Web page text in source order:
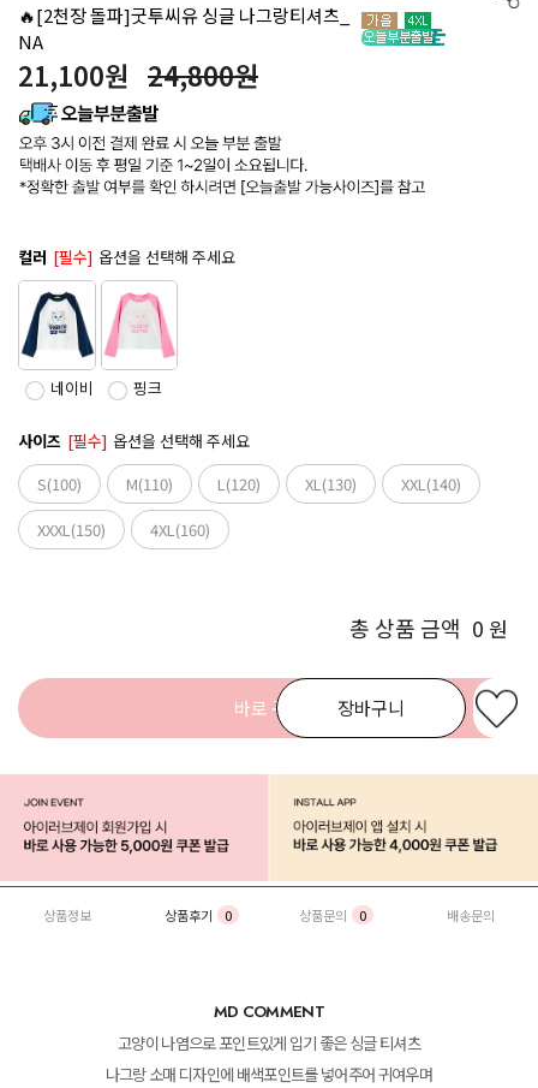
🔥[2천장 돌파]굿투씨유 싱글 나그랑티셔츠_
NA
21,100원 24,800원
컬러 [필수] 옵션을 선택해 주세요
네이비 핑크
사이즈 [필수] 옵션을 선택해 주세요
S(100)
M(110) L(120) XL(130)
XXL(140)
XXXL(150)
4XL(160)
총 상품 금액 0 원
장바구니
바로 구매
상품정보 상품후기 0 상품문의 0 배송문의
MD COMMENT
고양이 나염으로 포인트있게 입기 좋은 싱글 티셔츠
나그랑 소매 디자인에 배색포인트를 넣어주어 귀여우며